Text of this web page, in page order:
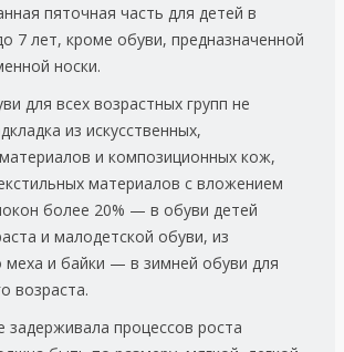
пяточная часть для детей в
7 лет, кроме обуви, предназначенной
носки.
для всех возрастных групп не
из искусственных,
и композиционных кож,
материалов с вложением
более 20% — в обуви детей
и малодетской обуви, из
меха и байки — в зимней обуви для
возраста.
процессов роста